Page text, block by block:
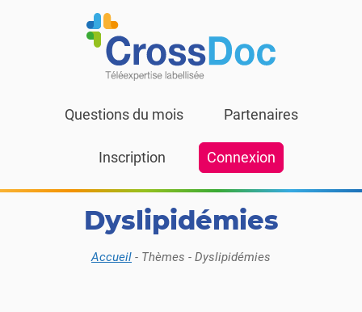
Questions du mois Partenaires
Inscription Connexion
Dyslipidémies
Accueil - Thèmes - Dyslipidémies